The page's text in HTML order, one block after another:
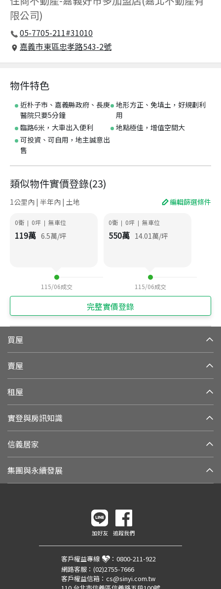
限公司)
05-7705-211#31010
嘉義市東區忠孝路543-2號
物件特色
近朴子市、嘉義縣政府、長庚
醫院只要5分鐘
地形方正、免填土，好規劃利
用
臨路6米，大車出入便利
地點極佳，增值空間大
可投資、可自用，地主誠意出
售
類似物件實價登錄(23)
1公里內 | 半年內 | 土地 編輯篩選條件
0衛 | 0坪 | 無車位
119萬 6.5萬/坪
115/06成交
0衛 | 0坪 | 無車位
550萬 14.01萬/坪
115/06成交
完整實價登錄
買屋
賣屋
租屋
實登與房訊知識
信義居家
集團與永續發展
加好友 追蹤我們
客戶權益專線 ： 0800-211-922
網路客服： (02)2755-7666
客戶權益信箱： cs@sinyi.com.tw